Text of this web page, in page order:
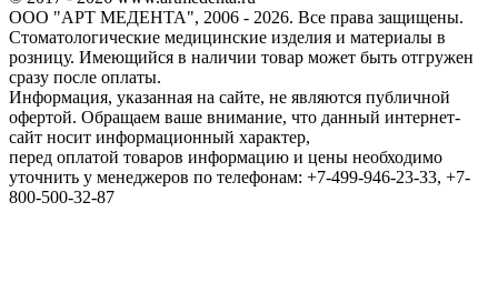
ООО "АРТ МЕДЕНТА", 2006 - 2026. Все права защищены.
Стоматологические медицинские изделия и материалы в
розницу. Имеющийся в наличии товар может быть отгружен
сразу после оплаты.
Информация, указанная на сайте, не являются публичной
офертой. Обращаем ваше внимание, что данный интернет-
сайт носит информационный характер,
перед оплатой товаров информацию и цены необходимо
уточнить у менеджеров по телефонам: +7-499-946-23-33, +7-
800-500-32-87